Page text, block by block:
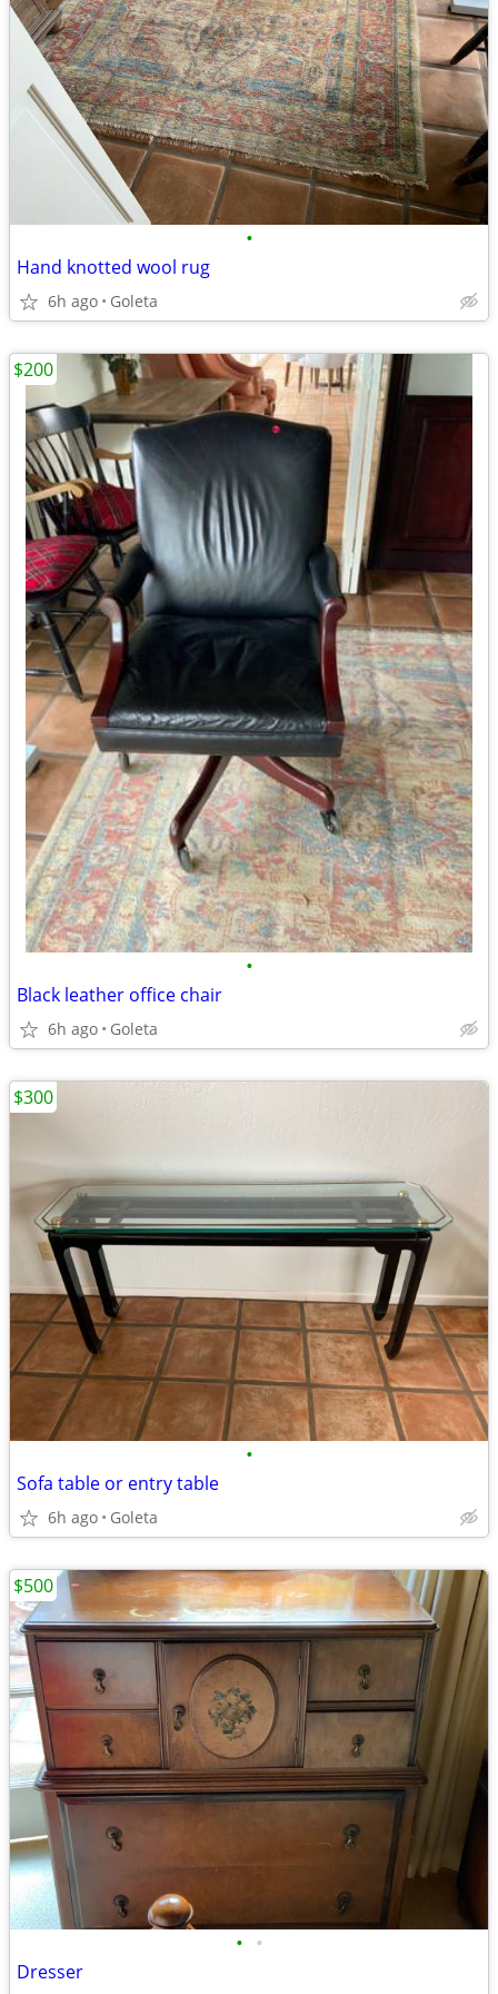
•
Hand knotted wool rug
6h ago Goleta
•
Black leather office chair
6h ago Goleta
$200
•
Sofa table or entry table
6h ago Goleta
$300
• •
Dresser
$500